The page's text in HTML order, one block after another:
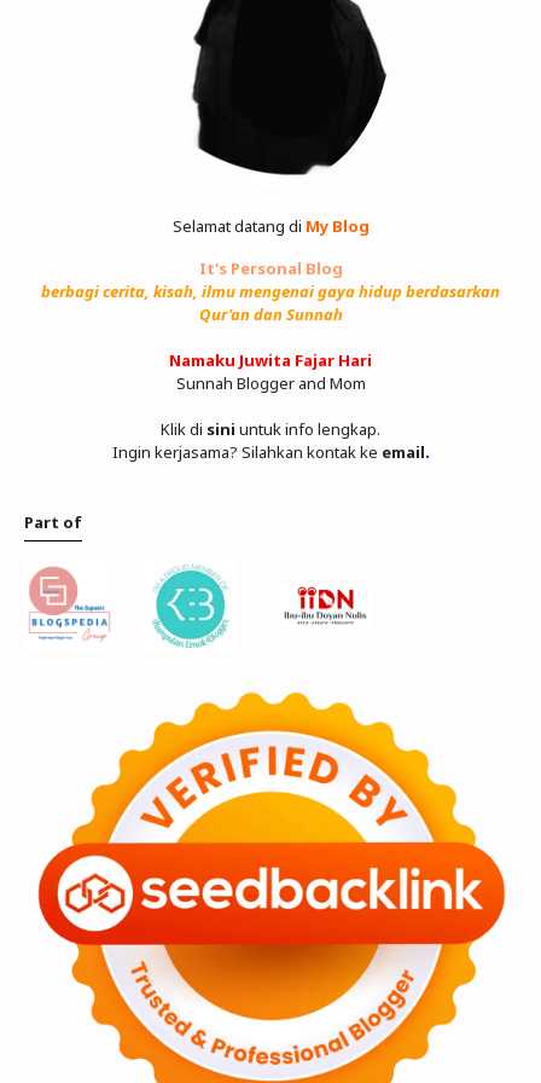
Selamat datang di My Blog
It's Personal Blog
berbagi cerita, kisah, ilmu mengenai gaya hidup berdasarkan
Qur'an dan Sunnah
Namaku Juwita Fajar Hari
Sunnah Blogger and Mom
Klik di sini untuk info lengkap.
Ingin kerjasama? Silahkan kontak ke email.
Part of